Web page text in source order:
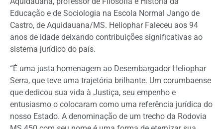
Educação e de Sociologia na Escola Normal Jango de
Castro, de Aquidauana/MS. Heliophar Faleceu aos 94
anos de idade deixando contribuições significativas ao
sistema jurídico do país.
“É uma justa homenagem ao Desembargador Heliophar
Serra, que teve uma trajetória brilhante. Um corumbaense
que dedicou sua vida à Justiça, seu empenho e
entusiasmo o colocaram como uma referência jurídica do
nosso Estado. A denominação de um trecho da Rodovia